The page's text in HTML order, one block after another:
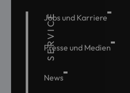
SERVICE
Jobs und Karriere
Presse und Medien
News